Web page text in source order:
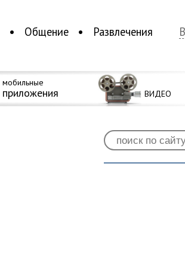
Общение Развлечения
мобильные
приложения ВИДЕО